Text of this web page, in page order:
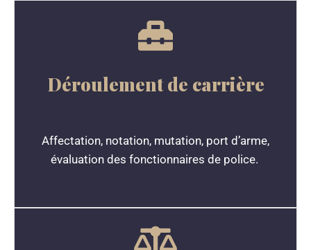
Déroulement de carrière
Affectation, notation, mutation, port d’arme,
évaluation des fonctionnaires de police.